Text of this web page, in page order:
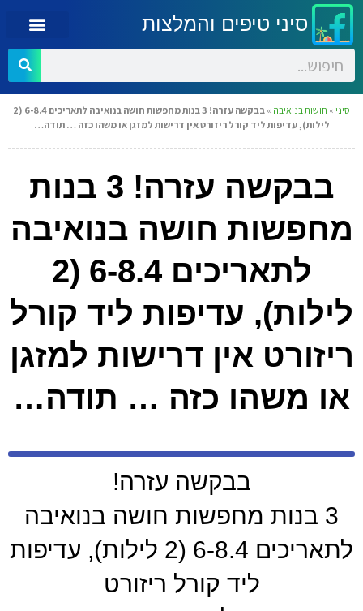
סיני טיפים והמלצות
סיני » חושות בנואיבה »
בבקשה עזרה! 3 בנות מחפשות חושה בנואיבה לתאריכים 6-8.4 (2
לילות), עדיפות ליד קורל ריזורט אין דרישות למזגן או משהו כזה … תודה…
בבקשה עזרה! 3 בנות
מחפשות חושה בנואיבה
לתאריכים 6-8.4 (2
לילות), עדיפות ליד קורל
ריזורט אין דרישות למזגן
או משהו כזה … תודה…
בבקשה עזרה!
3 בנות מחפשות חושה בנואיבה
לתאריכים 6-8.4 (2 לילות), עדיפות
ליד קורל ריזורט